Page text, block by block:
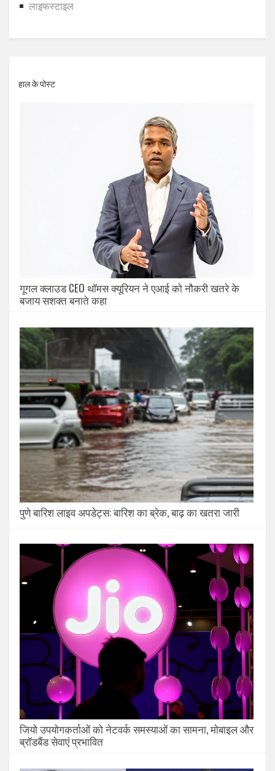
लाइफस्टाइल
हाल के पोस्ट
गूगल क्लाउड CEO थॉमस क्यूरियन ने एआई को नौकरी खतरे के
बजाय सशक्त बनाते कहा
पुणे बारिश लाइव अपडेट्स: बारिश का ब्रेक, बाढ़ का खतरा जारी
जियो उपयोगकर्ताओं को नेटवर्क समस्याओं का सामना, मोबाइल और
ब्रॉडबैंड सेवाएं प्रभावित